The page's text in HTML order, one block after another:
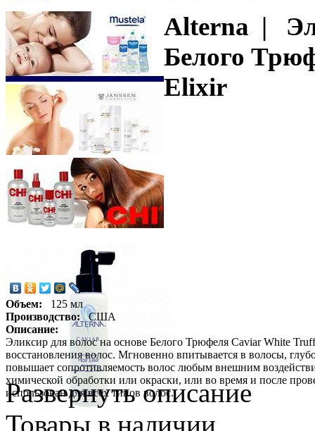
Alterna |
Белого
Elixir
Объем:
125 мл
Производство:
США
Описание:
Эликсир для волос на основе Белого Трюфеля Caviar White
восстановления волос. Мгновенно впитывается в волосы,
повышает сопротивляемость волос любым внешним
химической обработки или окраски, или во время и после
использован для всех типов волос.
Развернуть описание
Товары в наличии